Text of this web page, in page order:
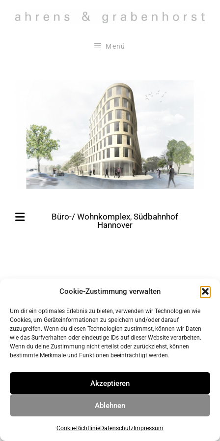
Cookie-Zustimmung verwalten
Um dir ein optimales Erlebnis zu bieten, verwenden wir Technologien wie
Cookies, um Geräteinformationen zu speichern und/oder darauf
zuzugreifen. Wenn du diesen Technologien zustimmst, können wir Daten
wie das Surfverhalten oder eindeutige IDs auf dieser Website verarbeiten.
Wenn du deine Zustimmung nicht erteilst oder zurückziehst, können
bestimmte Merkmale und Funktionen beeinträchtigt werden.
Akzeptieren
Ablehnen
Cookie-RichtlinieDatenschutz Impressum
Inhalt
Menü
Büro-/ Wohnkomplex, Südbahnhof
Hannover
Impressum
Datenschutz
© 2026 ahrens & grabenhorst architekten stadtplaner Part
GmbB• Erstellt mitGeneratePress